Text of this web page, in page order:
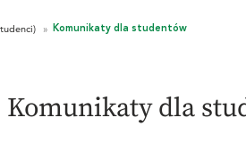
Komunikaty dla